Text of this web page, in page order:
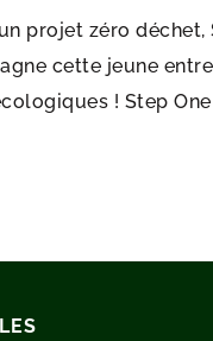
projet zéro déchet,
cette jeune
! Step One